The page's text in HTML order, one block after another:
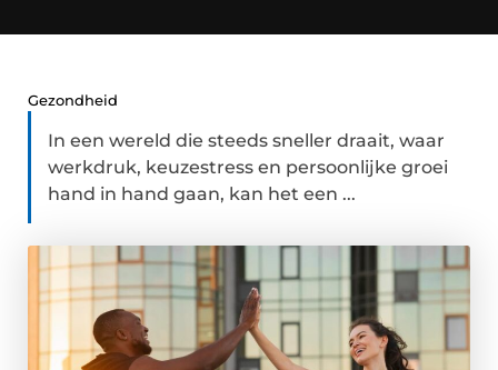
Gezondheid
In een wereld die steeds sneller draait, waar
werkdruk, keuzestress en persoonlijke groei
hand in hand gaan, kan het een ...